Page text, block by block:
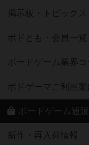
掲示板・トピックス
ボドとも・会員一覧
ボードゲーム業界コ
ボドゲーマご利用案
ボードゲーム通販
新作・再入荷情報